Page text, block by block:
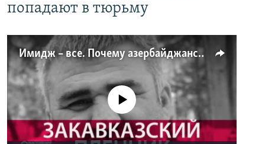
попадают в тюрьму
Имидж – все. Почему азербайджанские правозащитники и независимые журналисты попадают в тюрьму
No media source currently available